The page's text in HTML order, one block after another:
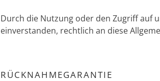
Durch die Nutzung oder den Zugriff auf
einverstanden, rechtlich an diese
RÜCKNAHMEGARANTIE